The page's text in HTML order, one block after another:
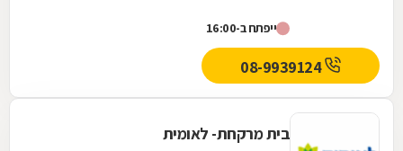
רשתות...
ייפתח ב-16:00
08-9939124
בית מרקחת- לאומית